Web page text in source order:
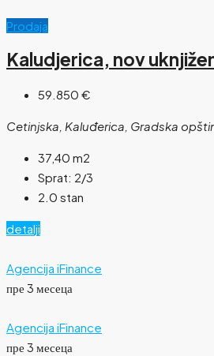
Prodaja
Kaludjerica, nov
59.850 €
Cetinjska, Kaluđerica, Gradska
37,40 m2
Sprat: 2/3
2.0 stan
detalji
Agencija iFinance
пре 3 месеца
Agencija iFinance
пре 3 месеца